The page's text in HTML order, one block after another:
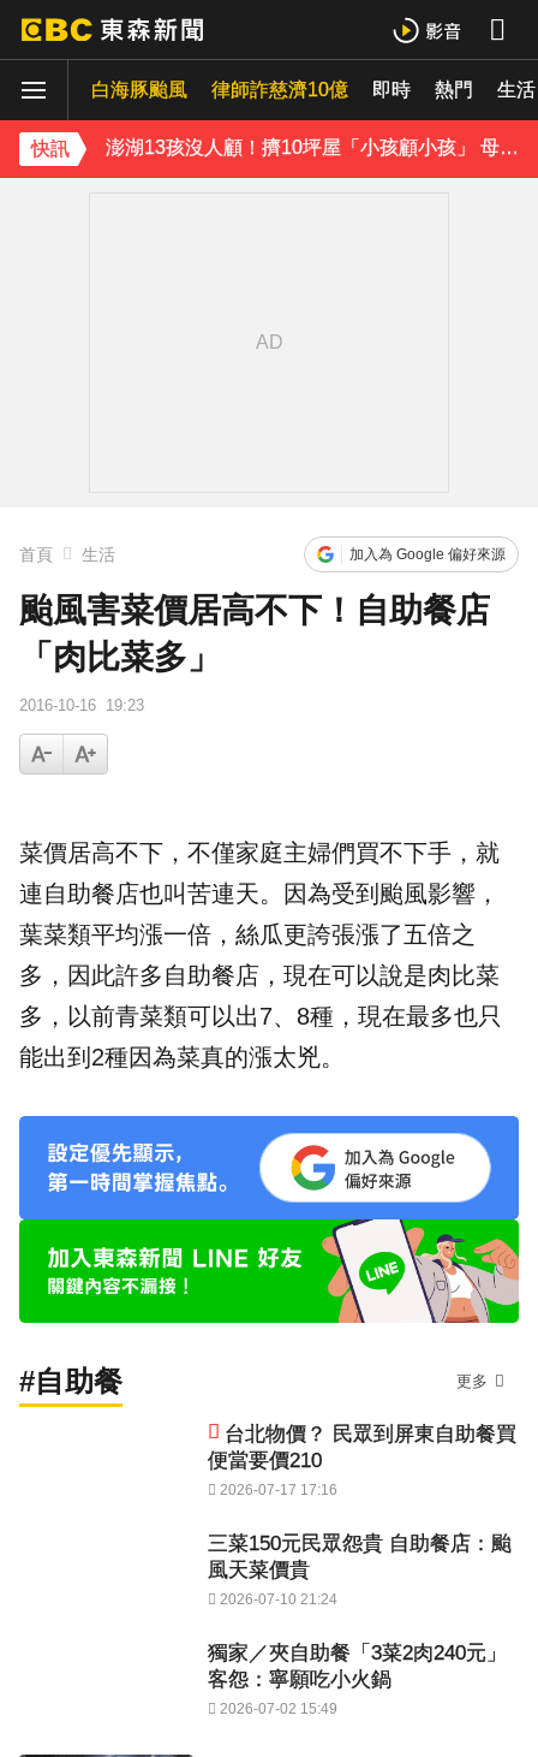
白海豚颱風 律師詐慈濟10億 即時 熱門 生活
快訊
澎湖13孩沒人顧！擠10坪屋「小孩顧小孩」 母離家帶走補助金
白海豚逼近！9縣市風雨達停班課標準「1縣市宣布了」
首頁 生活 加入為 Google 偏好來源
颱風害菜價居高不下！自助餐店
「肉比菜多」
2016-10-16 19:23
菜價居高不下，不僅家庭主婦們買不下手，就
連自助餐店也叫苦連天。因為受到 颱風影響，
葉菜類平均漲一倍，絲瓜更誇張漲了五倍之
多，因此許多自助餐店，現在可以說是肉比菜
多，以前青菜類可以出7、8種，現在最多也只
能出到2種因為菜真的漲太兇。
#自助餐 更多
台北物價？ 民眾到屏東自助餐買
便當要價210
2026-07-17 17:16
三菜150元民眾怨貴 自助餐店：颱
風天菜價貴
2026-07-10 21:24
獨家／夾自助餐「3菜2肉240元」
客怨：寧願吃小火鍋
2026-07-02 15:49